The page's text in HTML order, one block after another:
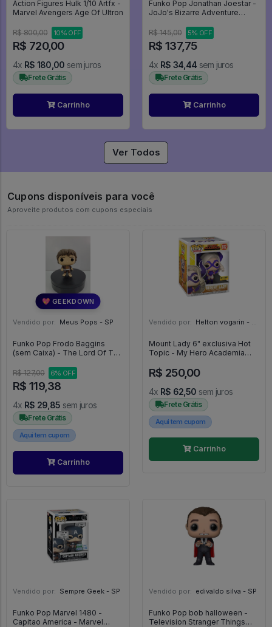
Action Figures Hulk 1/10 Artfx -
Marvel Avengers Age Of Ultron
R$ 800,00 10% OFF
R$ 720,00
4x R$ 180,00 sem juros
Frete Grátis
Carrinho
Funko Pop Jonathan Joestar -
JoJo's Bizarre Adventure
R$ 145,00
5% OFF
R$ 137,75
4x R$ 34,44 sem juros
Frete Grátis
Carrinho
Ver Todos
Cupons disponíveis para você
Aproveite produtos com cupons especiais
💖 GEEKDOWN
Vendido por: Meus Pops - SP
Funko Pop Frodo Baggins
(sem Caixa) - The Lord Of The
R$ 127,00
6% OFF
R$ 119,38
4x R$ 29,85 sem juros
Frete Grátis
Aqui tem cupom
Carrinho
Vendido por: Helton vogarin - SP
Mount Lady 6" exclusiva Hot
Topic - My Hero Academia
R$ 250,00
4x R$ 62,50 sem juros
Frete Grátis
Aqui tem cupom
Carrinho
Vendido por: Sempre Geek - SP
Funko Pop Marvel 1480 -
Capitao America - Marvel
Vendido por: edivaldo silva - SP
Funko Pop bob halloween -
Television Stranger Things